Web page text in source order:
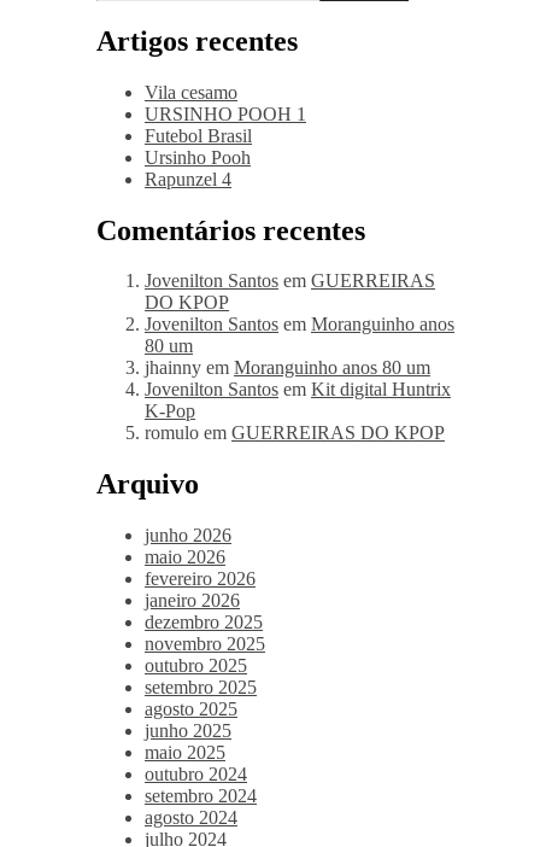
Artigos recentes
Vila cesamo
URSINHO POOH 1
Futebol Brasil
Ursinho Pooh
Rapunzel 4
Comentários recentes
Jovenilton Santos em GUERREIRAS
DO KPOP
Jovenilton Santos em Moranguinho anos
80 um
jhainny em Moranguinho anos 80 um
Jovenilton Santos em Kit digital Huntrix
K-Pop
romulo em GUERREIRAS DO KPOP
Arquivo
junho 2026
maio 2026
fevereiro 2026
janeiro 2026
dezembro 2025
novembro 2025
outubro 2025
setembro 2025
agosto 2025
junho 2025
maio 2025
outubro 2024
setembro 2024
agosto 2024
julho 2024